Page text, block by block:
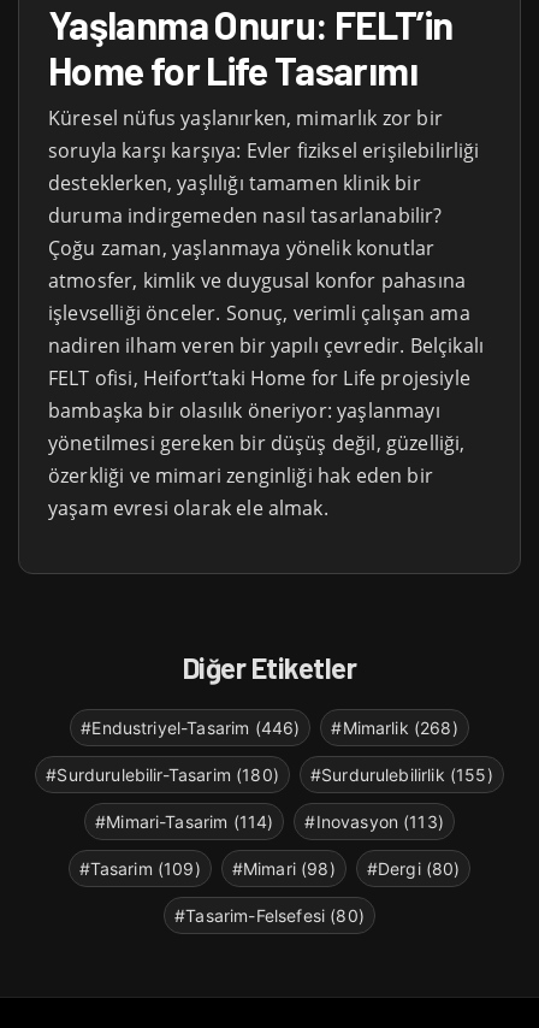
Yaşlanma Onuru: FELT’in
Home for Life Tasarımı
Küresel nüfus yaşlanırken, mimarlık zor bir
soruyla karşı karşıya: Evler fiziksel erişilebilirliği
desteklerken, yaşlılığı tamamen klinik bir
duruma indirgemeden nasıl tasarlanabilir?
Çoğu zaman, yaşlanmaya yönelik konutlar
atmosfer, kimlik ve duygusal konfor pahasına
işlevselliği önceler. Sonuç, verimli çalışan ama
nadiren ilham veren bir yapılı çevredir. Belçikalı
FELT ofisi, Heifort’taki Home for Life projesiyle
bambaşka bir olasılık öneriyor: yaşlanmayı
yönetilmesi gereken bir düşüş değil, güzelliği,
özerkliği ve mimari zenginliği hak eden bir
yaşam evresi olarak ele almak.
Diğer Etiketler
#Endustriyel-Tasarim (446) #Mimarlik (268)
#Surdurulebilir-Tasarim (180) #Surdurulebilirlik (155)
#Mimari-Tasarim (114) #Inovasyon (113)
#Tasarim (109) #Mimari (98) #Dergi (80)
#Tasarim-Felsefesi (80)